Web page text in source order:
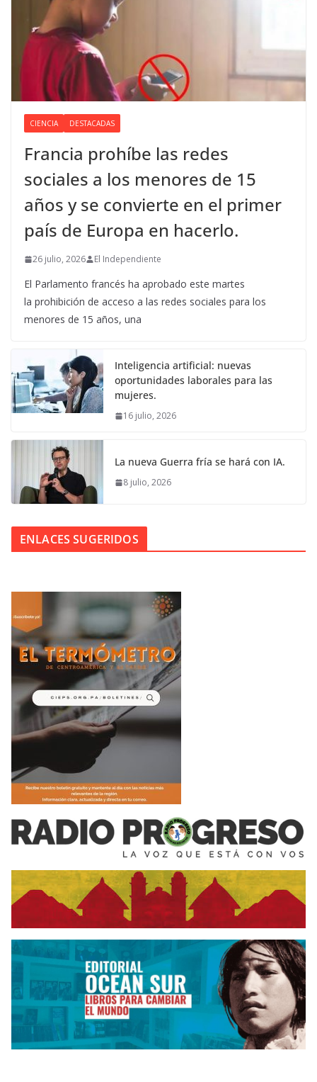
CIENCIA DESTACADAS
Francia prohíbe las redes
sociales a los menores de 15
años y se convierte en el primer
país de Europa en hacerlo.
26 julio, 2026 El Independiente
El Parlamento francés ha aprobado este martes
la prohibición de acceso a las redes sociales para los
menores de 15 años, una
Inteligencia artificial: nuevas
oportunidades laborales para las
mujeres.
16 julio, 2026
La nueva Guerra fría se hará con IA.
8 julio, 2026
ENLACES SUGERIDOS